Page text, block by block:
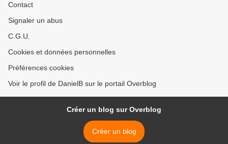
Contact
Signaler un abus
C.G.U.
Cookies et données personnelles
Préférences cookies
Voir le profil de DanielB sur le portail Overblog
Créer un blog sur Overblog
Créer un blog